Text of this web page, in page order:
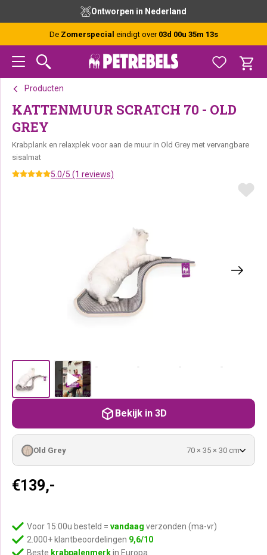
hoofdnavigatie
hoofd
inhoud
voettekst
Ontworpen in Nederland
De Zomerspecial eindigt over 03d 00u 35m 13s
Producten
KATTENMUUR SCRATCH 70 - OLD
GREY
Krabplank en relaxplek voor aan de muur in Old Grey met vervangbare
sisalmat
5.0/5 (1 reviews)
€139,-
Old Grey 70 × 35 × 30 cm
Voor 15:00u besteld = vandaag verzonden (ma-vr)
2.000+ klantbeoordelingen 9,6/10
Beste krabpalenmerkin Europa
Bekijk in 3D